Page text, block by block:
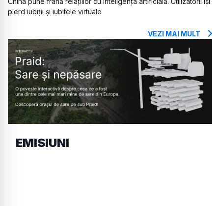
pierd iubiții și iubitele virtuale
VEZI MAI MULT
EMISIUNI